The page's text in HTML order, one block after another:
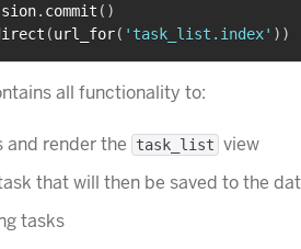
. commit ( )
(url_for( 'task_list.index' ) )
all functionality to:
and render the task_list view
that will then be saved to the
tasks